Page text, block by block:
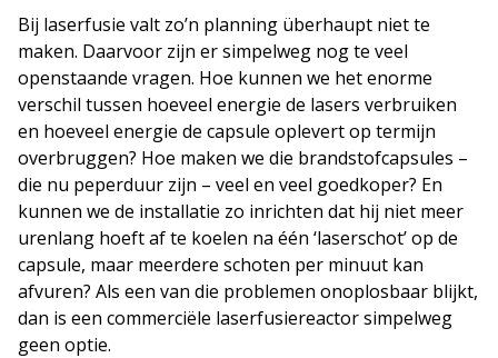
Bij laserfusie valt zo’n planning überhaupt niet te
maken. Daarvoor zijn er simpelweg nog te veel
openstaande vragen. Hoe kunnen we het enorme
verschil tussen hoeveel energie de lasers verbruiken
en hoeveel energie de capsule oplevert op termijn
overbruggen? Hoe maken we die brandstofcapsules –
die nu peperduur zijn – veel en veel goedkoper? En
kunnen we de installatie zo inrichten dat hij niet meer
urenlang hoeft af te koelen na één ‘laserschot’ op de
capsule, maar meerdere schoten per minuut kan
afvuren? Als een van die problemen onoplosbaar blijkt,
dan is een commerciële laserfusiereactor simpelweg
geen optie.